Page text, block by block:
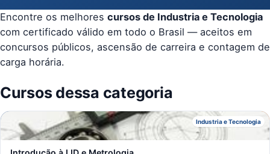
Encontre os melhores cursos de Industria e Tecnologia
com certificado válido em todo o Brasil — aceitos em
concursos públicos, ascensão de carreira e contagem de
carga horária.
Cursos dessa categoria
Industria e Tecnologia
I